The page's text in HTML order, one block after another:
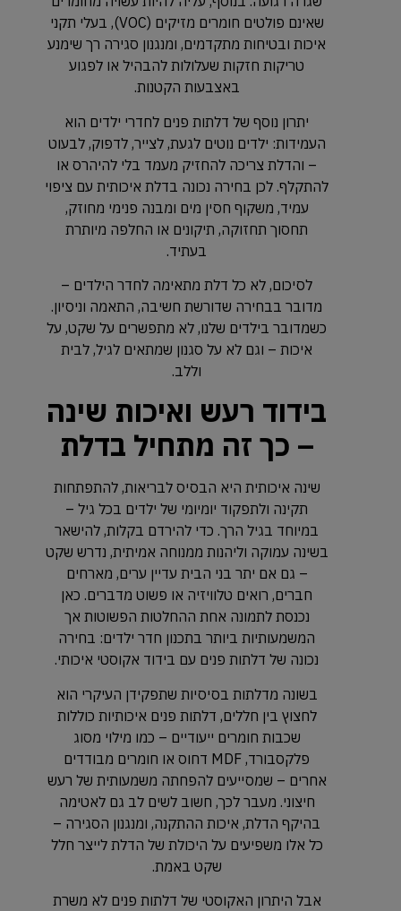
שאינם פולטים חומרים מזיקים (VOC), בעלי תקני
איכות ובטיחות מתקדמים, ומנגנון סגירה רך שימנע
טריקות חזקות שעלולות להבהיל או לפגוע
באצבעות הקטנות.
יתרון נוסף של דלתות פנים לחדרי ילדים הוא
העמידות: ילדים נוטים לגעת, לצייר, לדפוק, לבעוט
– והדלת צריכה להחזיק מעמד בלי להיהרס או
להתקלף. לכן בחירה נכונה בדלת איכותית עם ציפוי
עמיד, משקוף חסין מים ומבנה פנימי מחוזק,
תחסוך תחזוקה, תיקונים או החלפה מיותרת
בעתיד.
לסיכום, לא כל דלת מתאימה לחדר הילדים –
מדובר בבחירה שדורשת חשיבה, התאמה וניסיון.
כשמדובר בילדים שלנו, לא מתפשרים על שקט, על
איכות – וגם לא על סגנון שמתאים לגיל, לבית
וללב.
בידוד רעש ואיכות שינה
– כך זה מתחיל בדלת
שינה איכותית היא הבסיס לבריאות, להתפתחות
תקינה ולתפקוד יומיומי של ילדים בכל גיל –
במיוחד בגיל הרך. כדי להירדם בקלות, להישאר
בשינה עמוקה וליהנות ממנוחה אמיתית, נדרש שקט
– גם אם יתר בני הבית עדיין ערים, מארחים
חברים, רואים טלוויזיה או פשוט מדברים. כאן
נכנסת לתמונה אחת ההחלטות הפשוטות אך
המשמעותיות ביותר בתכנון חדר ילדים: בחירה
נכונה של דלתות פנים עם בידוד אקוסטי איכותי.
בשונה מדלתות בסיסיות שתפקידן העיקרי הוא
לחצוץ בין חללים, דלתות פנים איכותיות כוללות
שכבות חומרים ייעודיים – כמו מילוי מסוג
פלקסבורד, MDF דחוס או חומרים מבודדים
אחרים – שמסייעים להפחתה משמעותית של רעש
חיצוני. מעבר לכך, חשוב לשים לב גם לאטימה
בהיקף הדלת, איכות ההתקנה, ומנגנון הסגירה –
כל אלו משפיעים על היכולת של הדלת לייצר חלל
שקט באמת.
אבל היתרון האקוסטי של דלתות פנים לא משרת